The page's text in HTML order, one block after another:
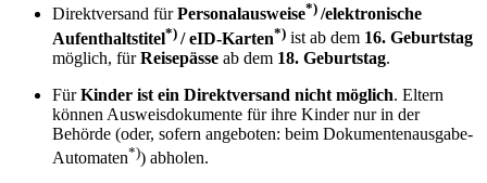
Direktversand fürPersonalausweise*) /elektronische
Aufenthaltstitel*) / eID-Karten*) ist ab dem 16. Geburtstag
möglich, fürReisepässe ab dem 18. Geburtstag.
FürKinder ist ein Direktversand nicht möglich. Eltern
können Ausweisdokumente für ihre Kinder nur in der
Behörde (oder, sofern angeboten: beim Dokumentenausgabe-
Automaten*)) abholen.